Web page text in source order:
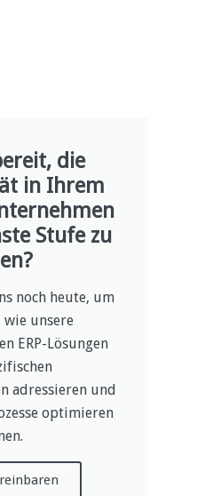
die
in Ihrem
Stufe zu
noch heute, um
wie unsere
ERP-Lösungen
adressieren und
optimieren